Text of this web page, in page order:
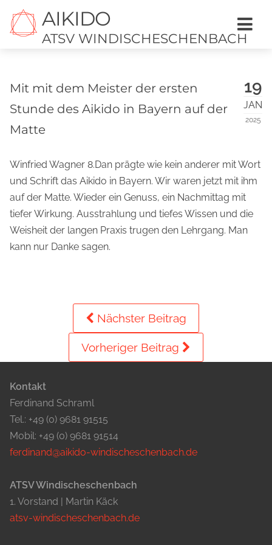
AIKIDO
ATSV WINDISCHESCHENBACH
19
JAN
2025
Mit mit dem Meister der ersten
Stunde des Aikido in Bayern auf der
Matte
Winfried Wagner 8.Dan prägte wie kein anderer mit Wort
und Schrift das Aikido in Bayern. Wir waren jetzt mit ihm
auf der Matte. Wieder ein Genuss, ein Nachmittag mit
tiefer Wirkung. Ausstrahlung und tiefes Wissen und die
Weisheit der langen Praxis trugen den Lehrgang. Man
kann nur Danke sagen.
Nächster Beitrag
Vorheriger Beitrag
Kontakt
Ferdinand Schraml
Tel.: +49 (0) 9681 91515
Mobil: +49 (0) 9681 91514
ferdinand@aikido-windischeschenbach.de
ATSV Windischeschenbach
1. Vorstand | Martin Käck
atsv-windischeschenbach.de